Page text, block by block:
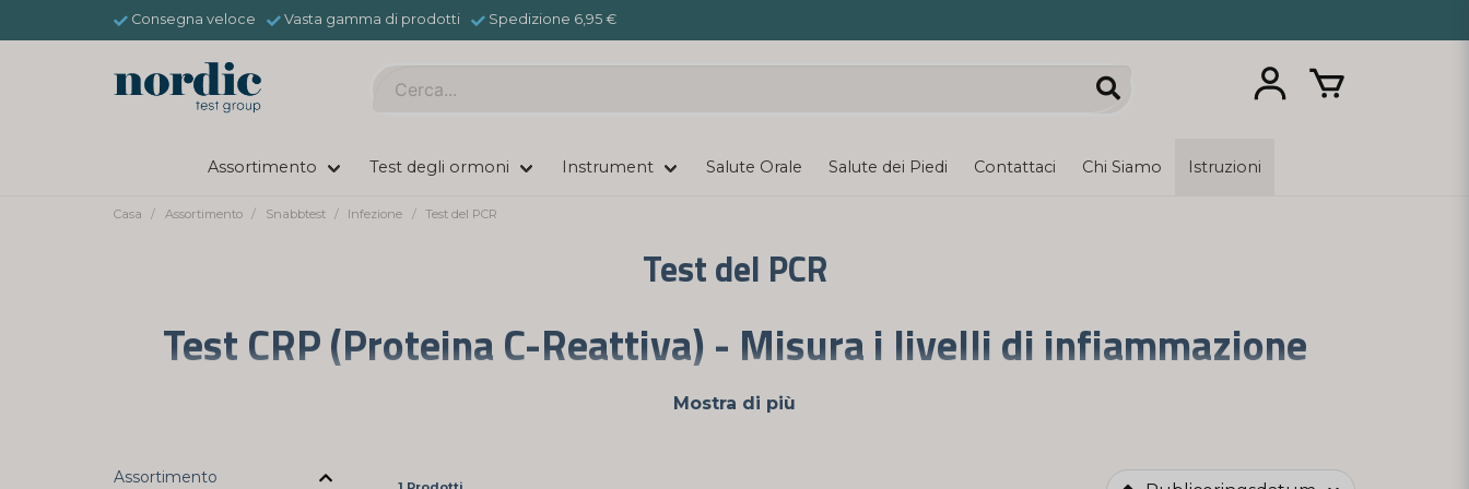
Consegna veloce Vasta gamma di prodotti Spedizione 6,95 €
Assortimento Test degli ormoni Instrument Salute Orale Salute dei Piedi Contattaci Chi Siamo Istruzioni
Casa Assortimento Snabbtest Infezione Test del PCR
Test del PCR
Test CRP (Proteina C-Reattiva) - Misura i livelli di infiammazione
rilevare infiammazioni o infezioni nel corpo. Nordictest offre test CRP di alta qualità che ti consentono di monitorare la tua salute e identificare
Mostra di più
Assortimento